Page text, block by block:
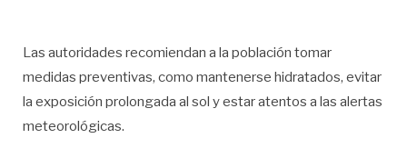
Las autoridades recomiendan a la población tomar
medidas preventivas, como mantenerse hidratados, evitar
la exposición prolongada al sol y estar atentos a las alertas
meteorológicas.